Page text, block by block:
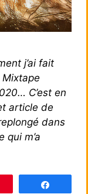
j’ai fait
C’est en
article de
dans
m’a